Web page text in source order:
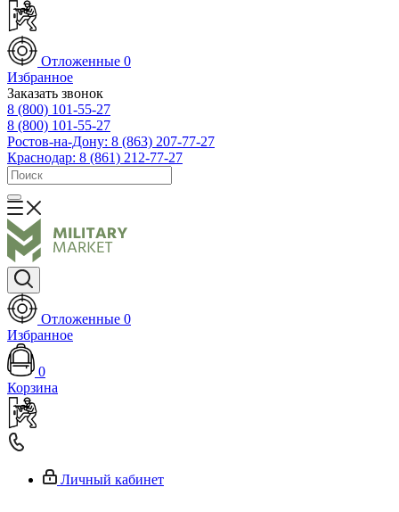
Отложенные 0
Избранное
Заказать звонок
8 (800) 101-55-27
8 (800) 101-55-27
Ростов-на-Дону: 8 (863) 207-77-27
Краснодар: 8 (861) 212-77-27
Отложенные 0
Избранное
0
Корзина
Личный кабинет